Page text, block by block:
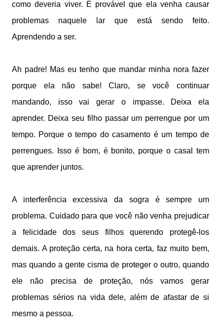
como deveria viver. É provável que ela venha causar
problemas naquele lar que está sendo feito.
Aprendendo a ser.
Ah padre! Mas eu tenho que mandar minha nora fazer
porque ela não sabe! Claro, se você continuar
mandando, isso vai gerar o impasse. Deixa ela
aprender. Deixa seu filho passar um perrengue por um
tempo. Porque o tempo do casamento é um tempo de
perrengues. Isso é bom, é bonito, porque o casal tem
que aprender juntos.
A interferência excessiva da sogra é sempre um
problema. Cuidado para que você não venha prejudicar
a felicidade dos seus filhos querendo protegê-los
demais. A proteção certa, na hora certa, faz muito bem,
mas quando a gente cisma de proteger o outro, quando
ele não precisa de proteção, nós vamos gerar
problemas sérios na vida dele, além de afastar de si
mesmo a pessoa.